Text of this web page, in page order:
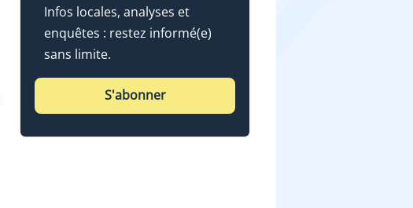
Infos locales, analyses et
enquêtes : restez informé(e)
sans limite.
S'abonner